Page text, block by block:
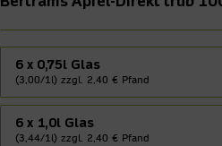
6 x 0,75l Glas
(3,00/1l) zzgl. 2,40 € Pfand
6 x 1,0l Glas
(3,44/1l) zzgl. 2,40 € Pfand